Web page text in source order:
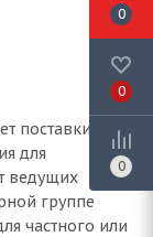
поставки
для
ведущих
группе
частного или
0
0
0